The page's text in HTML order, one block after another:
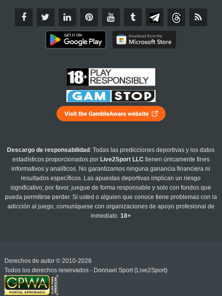
Descargo de responsabilidad : Todas las predicciones deportivas y los datos
estadísticos proporcionados por Live2Sport LLC tienen únicamente fines
informativos y analíticos. No garantizamos ninguna ganancia financiera ni
resultados específicos. Las apuestas deportivas implican un riesgo
significativo; por favor, juegue de forma responsable y solo con fondos que
pueda permitirse perder. Si usted o alguien que conoce tiene problemas con la
adicción al juego, comuníquese con organizaciones de apoyo profesional de
inmediato.18+
Derechos de autor © 2010-2026
Todos los derechos reservados - Donnael Sport (Live2Sport)